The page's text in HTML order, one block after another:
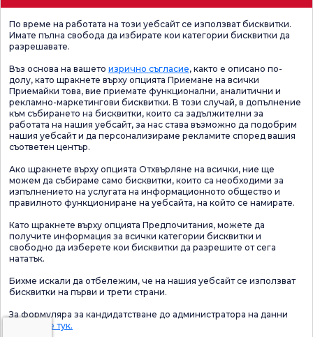
По време на работата на този уебсайт се използват бисквитки.
Имате пълна свобода да избирате кои категории бисквитки да
разрешавате.
Въз основа на вашето изрично съгласие, както е описано по-
долу, като щракнете върху опцията Приемане на всички
Приемайки това, вие приемате функционални, аналитични и
рекламно-маркетингови бисквитки. В този случай, в допълнение
към събирането на бисквитки, които са задължителни за
работата на нашия уебсайт, за нас става възможно да подобрим
нашия уебсайт и да персонализираме рекламите според вашия
съответен център.
Ако щракнете върху опцията Отхвърляне на всички, ние ще
можем да събираме само бисквитки, които са необходими за
изпълнението на услугата на информационното общество и
правилното функциониране на уебсайта, на който се намирате.
Като щракнете върху опцията Предпочитания, можете да
получите информация за всички категории бисквитки и
свободно да изберете кои бисквитки да разрешите от сега
нататък.
Бихме искали да отбележим, че на нашия уебсайт се използват
бисквитки на първи и трети страни.
За формуляра за кандидатстване до администратора на данни
Щракнете тук.